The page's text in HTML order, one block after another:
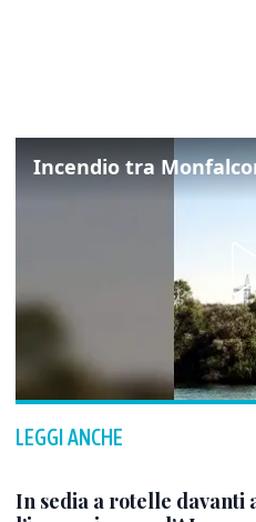
LEGGI ANCHE
In sedia a rotelle davanti